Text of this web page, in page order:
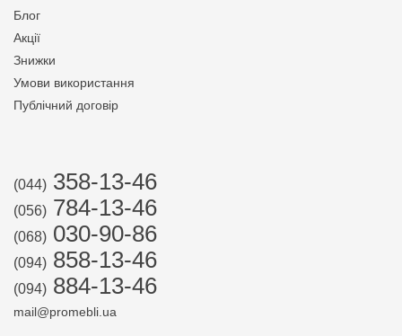
Блог
Акції
Знижки
Умови використання
Публічний договір
(044) 358-13-46
(056) 784-13-46
(068) 030-90-86
(094) 858-13-46
(094) 884-13-46
mail@promebli.ua